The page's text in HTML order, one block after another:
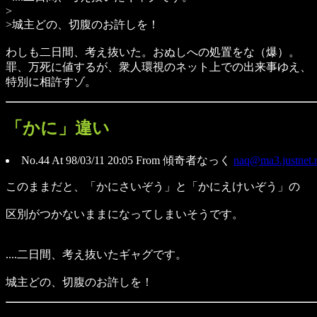
>
>城主どの、切腹のお許しを！
わしも二日間、考え抜いた。おぬしへの処置をな（爆）。
罪、万死に値するが、衆人環視のネット上での出来事ゆえ、
特別に相許すゾ。
「かに」違い
No.44 At 98/03/11 20:05 From 傾奇者なっく
このままだと、「かにさいぞう」と「かにえけいぞう」の
区別がつかないままになってしまいそうです。
....二日間、考え抜いたギャグです。
城主どの、切腹のお許しを！